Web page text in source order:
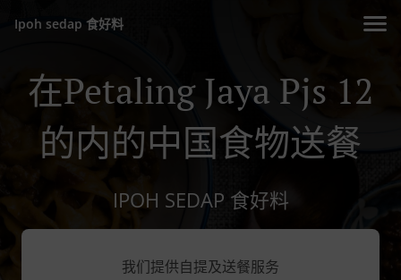
Ipoh sedap 食好料
在Petaling Jaya Pjs 12
的内的中国食物送餐
IPOH SEDAP 食好料
我们提供自提及送餐服务